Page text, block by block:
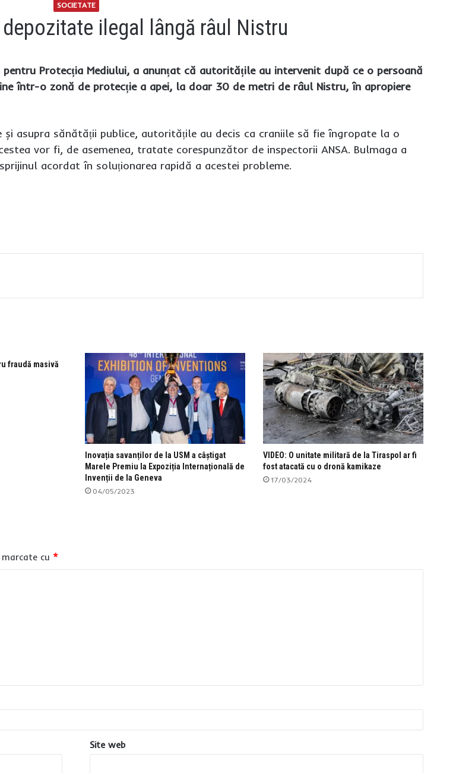
SOCIETATE
ilegal lângă râul Nistru
Protecția Mediului, a anunțat că autoritățile au intervenit după ce o persoană
într-o zonă de protecție a apei, la doar 30 de metri de râul Nistru, în apropiere
și asupra sănătății publice, autoritățile au decis ca craniile să fie îngropate la o
vor fi, de asemenea, tratate corespunzător de inspectorii ANSA. Bulmaga a
acordat în soluționarea rapidă a acestei probleme.
fraudă masivă
Inovația savanților de la USM a câștigat
Marele Premiu la Expoziția Internațională de
Invenții de la Geneva
04/05/2023
VIDEO: O unitate militară de la Tiraspol ar fi
fost atacată cu o dronă kamikaze
17/03/2024
cu *
Site web